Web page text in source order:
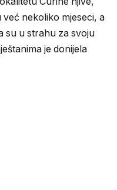
nekoliko mjeseci, a
su u strahu za svoju
je donijela